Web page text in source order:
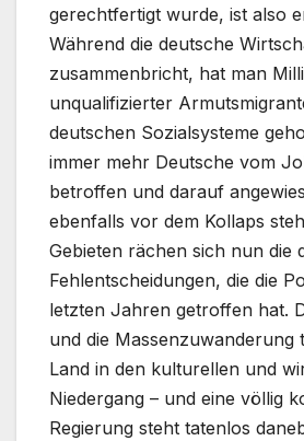
gerechtfertigt wurde, ist also
Während die deutsche
zusammenbricht, hat man
unqualifizierter
deutschen Sozialsysteme
immer mehr Deutsche vom
betroffen und darauf
ebenfalls vor dem Kollaps
Gebieten rächen sich nun die
Fehlentscheidungen, die die
letzten Jahren getroffen hat.
und die Massenzuwanderung
Land in den kulturellen und
Niedergang – und eine völlig
Regierung steht tatenlos